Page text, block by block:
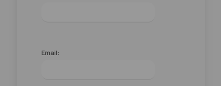
Email: